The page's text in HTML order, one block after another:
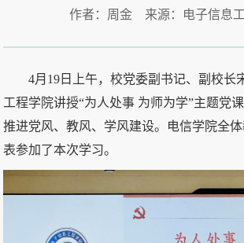
作者：周金 来源：电子信息
4月19日上午，校党委副书记、副校长
工程学院讲授“为人处事 为师为学”主题党
推进党风、教风、学风建设。电信学院全
表参加了本次学习。